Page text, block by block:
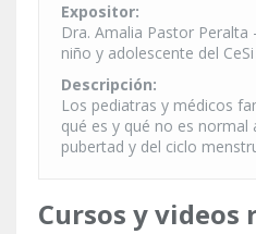
Expositor:
Dra. Amalia Pastor Peralta
niño y adolescente del
Descripción:
Los pediatras y médicos
qué es y qué no es normal
pubertad y del ciclo
Cursos y videos